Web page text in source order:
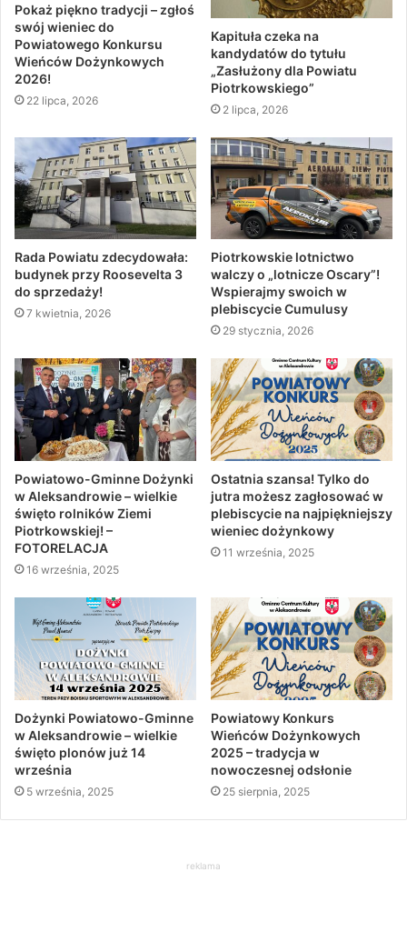
Pokaż piękno tradycji – zgłoś
swój wieniec do
Powiatowego Konkursu
Wieńców Dożynkowych
2026!
22 lipca, 2026
Kapituła czeka na
kandydatów do tytułu
„Zasłużony dla Powiatu
Piotrkowskiego”
2 lipca, 2026
Rada Powiatu zdecydowała:
budynek przy Roosevelta 3
do sprzedaży!
7 kwietnia, 2026
Piotrkowskie lotnictwo
walczy o „lotnicze Oscary”!
Wspierajmy swoich w
plebiscycie Cumulusy
29 stycznia, 2026
Powiatowo-Gminne Dożynki
w Aleksandrowie – wielkie
święto rolników Ziemi
Piotrkowskiej! –
FOTORELACJA
16 września, 2025
Ostatnia szansa! Tylko do
jutra możesz zagłosować w
plebiscycie na najpiękniejszy
wieniec dożynkowy
11 września, 2025
Dożynki Powiatowo-Gminne
w Aleksandrowie – wielkie
święto plonów już 14
września
5 września, 2025
Powiatowy Konkurs
Wieńców Dożynkowych
2025 – tradycja w
nowoczesnej odsłonie
25 sierpnia, 2025
reklama